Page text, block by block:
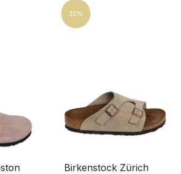
30%
Birkenstock Zürich